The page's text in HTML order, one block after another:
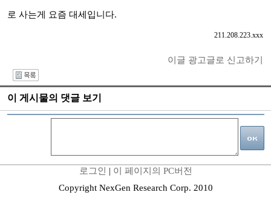
로 사는게 요즘 대세입니다.
211.208.223.xxx
이글 광고글로 신고하기
이 게시물의 댓글 보기
로그인 | 이 페이지의 PC버전
Copyright NexGen Research Corp. 2010